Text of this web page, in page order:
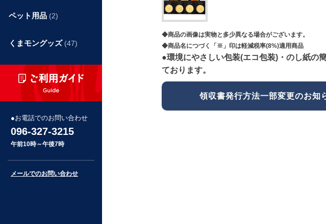
◆商品の画像は実物と多少異なる場合がございます。
◆商品名につづく「※」印は軽減税率(8%)適用商品
●環境にやさしい包装(エコ包装)・のし紙の
ております。
領収書発行方法一部変更のお知
ペット用品 (2)
くまモングッズ (47)
お電話でのお問い合わせ
096-327-3215
午前10時～午後7時
メールでのお問い合わせ